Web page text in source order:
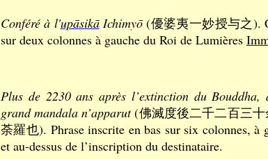
Conféré à l'upāsikāIchimyō(優婆夷一妙授与之).
sur deux colonnes à gauche du Roi de Lumières
Plus de 2230 ans après l’extinction du
grand mandala n’apparut(佛滅度後二千二百三
荼羅也). Phrase inscrite en bas sur six colonnes, à
et au-dessus de l’inscription du destinataire.